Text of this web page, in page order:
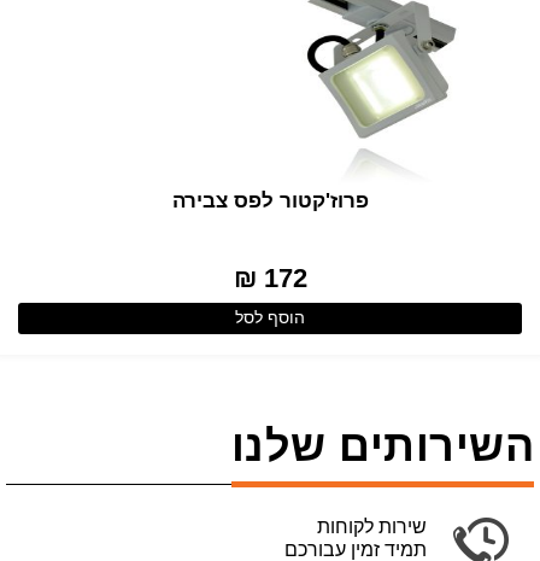
פרוז'קטור לפס צבירה
172 ₪
הוסף לסל
השירותים שלנו
שירות לקוחות
תמיד זמין עבורכם